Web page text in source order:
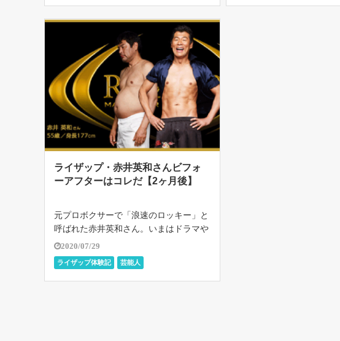
に合わせたトレーニングメニューにて体
重管 […]
クに年齢 […]
ライザップ・赤井英和さんビフォ
ーアフターはコレだ【2ヶ月後】
元プロボクサーで「浪速のロッキー」と
呼ばれた赤井英和さん。いまはドラマや
バラエティでおなじみの、ちょっとおち
ゃめなお父さん的なイメージの人ですよ
ね。 じつは赤井さんも、ライザップで
本気ダイエットに挑戦していた時期があ
2020/07/29
ライザップ体験記 芸能人